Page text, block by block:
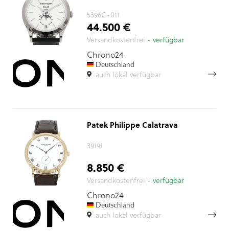
5396G-011
44.500 €
Versandkostenfrei - verfügbar
Chrono24
Deutschland
auch lokal verfügbar
Patek Philippe Calatrava
3919J
8.850 €
Versandkostenfrei - verfügbar
Chrono24
Deutschland
auch lokal verfügbar